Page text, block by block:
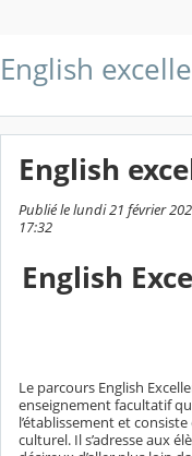
English
English
Publié le lundi 21 février
17:32
English
Le parcours English
enseignement facultatif
l’établissement et
culturel. Il s’adresse aux